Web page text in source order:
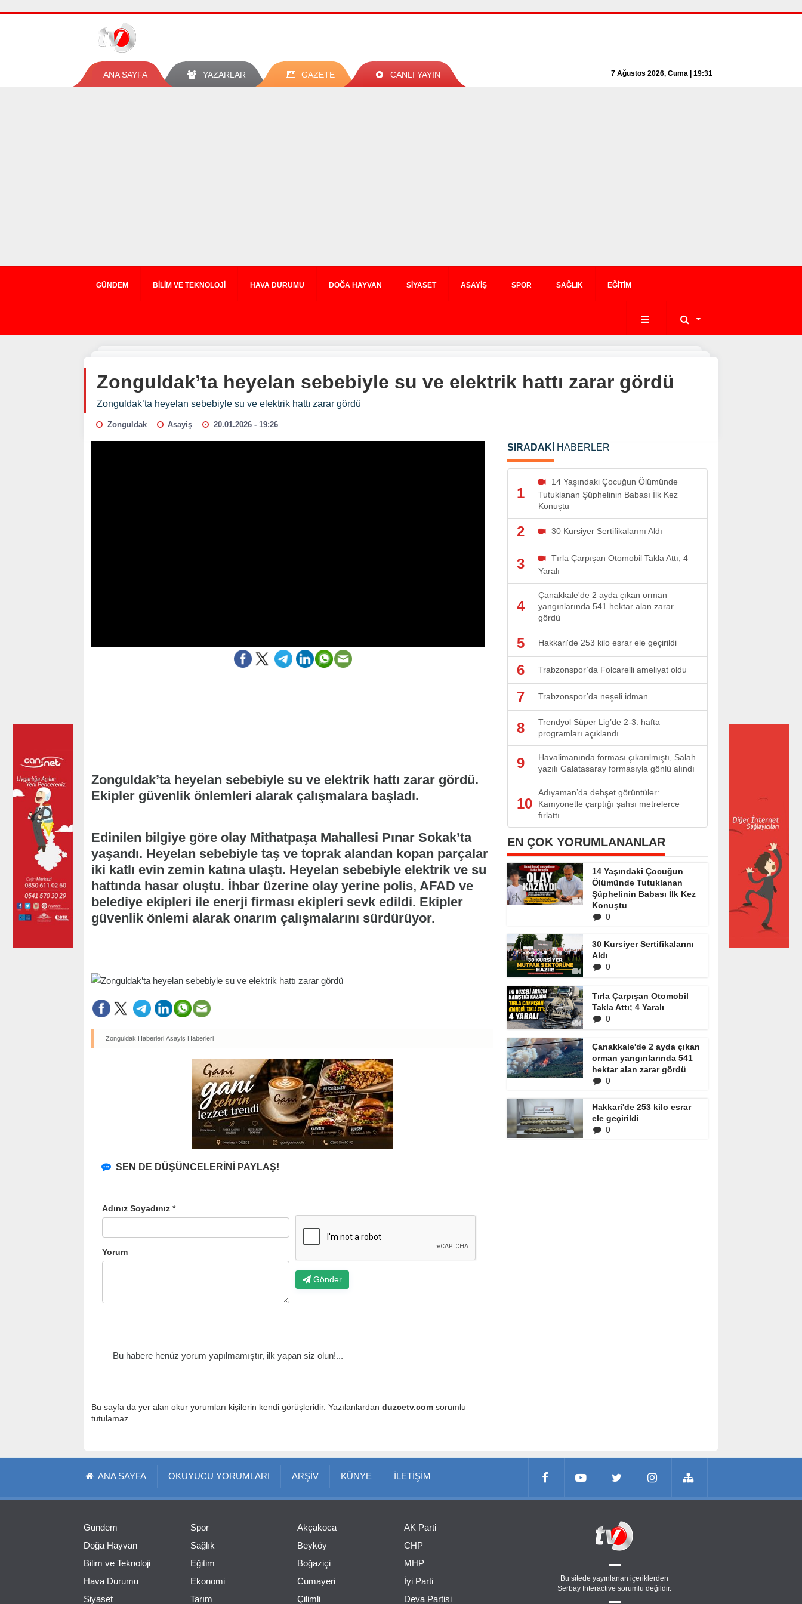
ANA SAYFA YAZARLAR GAZETE CANLI YAYIN 7 Ağustos 2026, Cuma | 19:31
GÜNDEM BILIM VE TEKNOLOJI HAVA DURUMU DOĞA HAYVAN SIYASET ASAYIŞ SPOR SAĞLIK EĞITIM
Zonguldak’ta heyelan sebebiyle su ve elektrik hattı zarar gördü
Zonguldak’ta heyelan sebebiyle su ve elektrik hattı zarar gördü
Zonguldak Asayiş 20.01.2026 - 19:26
Zonguldak’ta heyelan sebebiyle su ve elektrik hattı zarar gördü.
Ekipler güvenlik önlemleri alarak çalışmalara başladı.
Edinilen bilgiye göre olay Mithatpaşa Mahallesi Pınar Sokak’ta
yaşandı. Heyelan sebebiyle taş ve toprak alandan kopan parçalar
iki katlı evin zemin katına ulaştı. Heyelan sebebiyle elektrik ve su
hattında hasar oluştu. İhbar üzerine olay yerine polis, AFAD ve
belediye ekipleri ile enerji firması ekipleri sevk edildi. Ekipler
güvenlik önlemi alarak onarım çalışmalarını sürdürüyor.
Zonguldak Haberleri Asayiş Haberleri
SEN DE DÜŞÜNCELERİNİ PAYLAŞ!
Adınız Soyadınız *
Yorum
Gönder
Bu habere henüz yorum yapılmamıştır, ilk yapan siz olun!...
Bu sayfa da yer alan okur yorumları kişilerin kendi görüşleridir. Yazılanlardan duzcetv.com sorumlu
tutulamaz.
SIRADAKİ HABERLER
1
14 Yaşındaki Çocuğun Ölümünde
Tutuklanan Şüphelinin Babası İlk Kez
Konuştu
2 30 Kursiyer Sertifikalarını Aldı
3
Tırla Çarpışan Otomobil Takla Attı; 4
Yaralı
4
Çanakkale'de 2 ayda çıkan orman
yangınlarında 541 hektar alan zarar
gördü
5 Hakkari'de 253 kilo esrar ele geçirildi
6 Trabzonspor’da Folcarelli ameliyat oldu
7 Trabzonspor’da neşeli idman
8
Trendyol Süper Lig’de 2-3. hafta
programları açıklandı
9
Havalimanında forması çıkarılmıştı, Salah
yazılı Galatasaray formasıyla gönlü alındı
10
Adıyaman’da dehşet görüntüler:
Kamyonetle çarptığı şahsı metrelerce
fırlattı
EN ÇOK YORUMLANANLAR
14 Yaşındaki Çocuğun
Ölümünde Tutuklanan
Şüphelinin Babası İlk Kez
Konuştu
0
30 Kursiyer Sertifikalarını
Aldı
0
Tırla Çarpışan Otomobil
Takla Attı; 4 Yaralı
0
Çanakkale'de 2 ayda çıkan
orman yangınlarında 541
hektar alan zarar gördü
0
Hakkari'de 253 kilo esrar
ele geçirildi
0
ANA SAYFA OKUYUCU YORUMLARI ARŞİV KÜNYE İLETİŞİM
Gündem
Doğa Hayvan
Bilim ve Teknoloji
Hava Durumu
Siyaset
Spor
Sağlık
Eğitim
Ekonomi
Tarım
Akçakoca
Beyköy
Boğaziçi
Cumayeri
Çilimli
AK Parti
CHP
MHP
İyi Parti
Deva Partisi
Bu sitede yayınlanan içeriklerden
Serbay Interactive sorumlu değildir.